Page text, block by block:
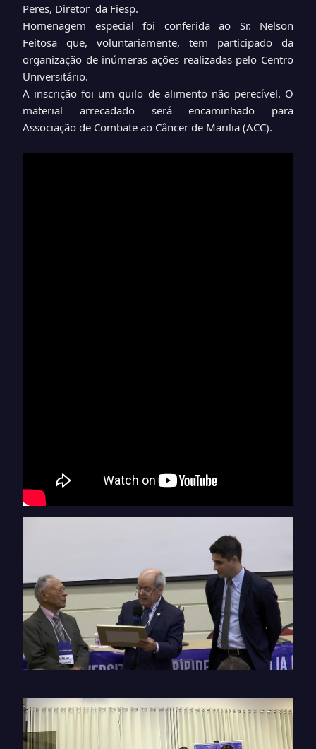
Peres, Diretor da Fiesp.
Homenagem especial foi conferida ao Sr. Nelson
Feitosa que, voluntariamente, tem participado da
organização de inúmeras ações realizadas pelo Centro
Universitário.
A inscrição foi um quilo de alimento não perecível. O
material arrecadado será encaminhado para
Associação de Combate ao Câncer de Marilia (ACC).